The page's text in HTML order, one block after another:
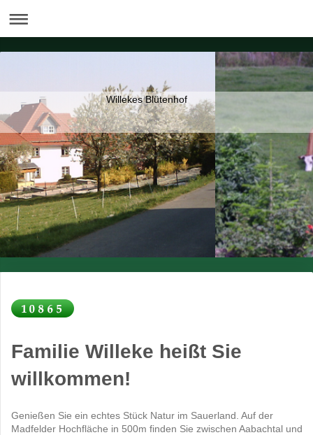
Willekes Blütenhof
Familie Willeke heißt Sie
willkommen!
Genießen Sie ein echtes Stück Natur im Sauerland. Auf der
Madfelder Hochfläche in 500m finden Sie zwischen Aabachtal und